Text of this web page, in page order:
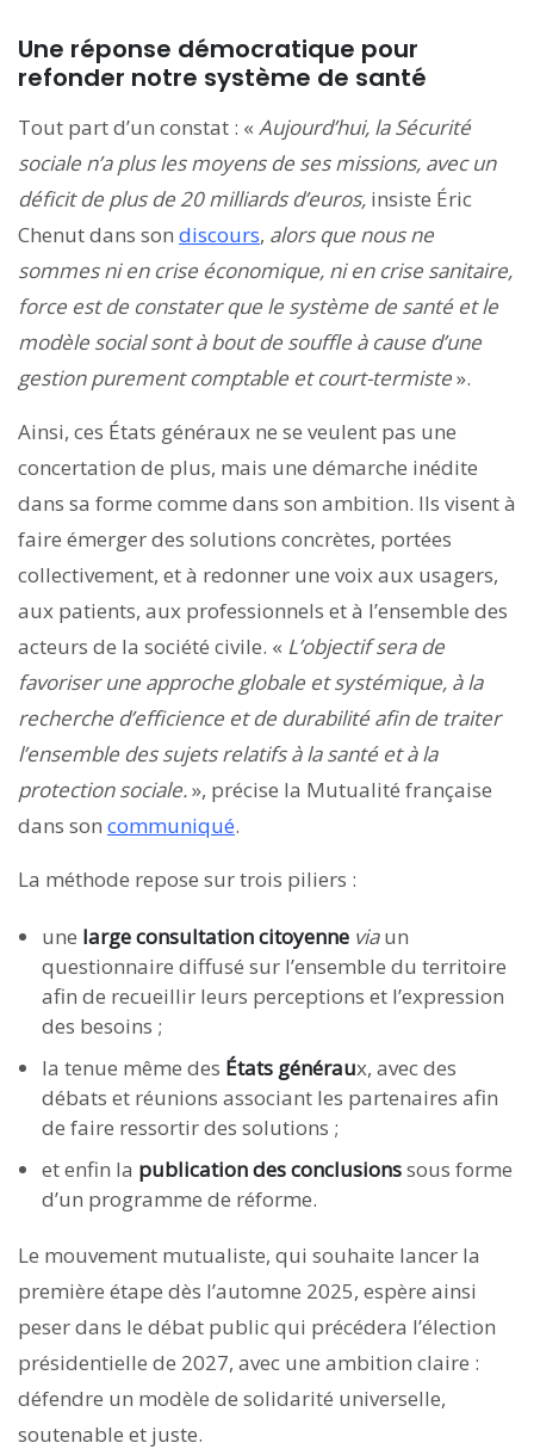
Une réponse démocratique pour
refonder notre système de santé
Tout part d’un constat : « Aujourd’hui, la Sécurité
sociale n’a plus les moyens de ses missions, avec un
déficit de plus de 20 milliards d’euros, insiste Éric
Chenut dans son discours, alors que nous ne
sommes ni en crise économique, ni en crise sanitaire,
force est de constater que le système de santé et le
modèle social sont à bout de souffle à cause d’une
gestion purement comptable et court-termiste».
Ainsi, ces États généraux ne se veulent pas une
concertation de plus, mais une démarche inédite
dans sa forme comme dans son ambition. Ils visent à
faire émerger des solutions concrètes, portées
collectivement, et à redonner une voix aux usagers,
aux patients, aux professionnels et à l’ensemble des
acteurs de la société civile. « L’objectif sera de
favoriser une approche globale et systémique, à la
recherche d’efficience et de durabilité afin de traiter
l’ensemble des sujets relatifs à la santé et à la
protection sociale.», précise la Mutualité française
dans son communiqué.
La méthode repose sur trois piliers :
une large consultation citoyenne viaun
questionnaire diffusé sur l’ensemble du territoire
afin de recueillir leurs perceptions et l’expression
des besoins ;
la tenue même des États généraux, avec des
débats et réunions associant les partenaires afin
de faire ressortir des solutions ;
et enfin la publication des conclusionssous forme
d’un programme de réforme.
Le mouvement mutualiste, qui souhaite lancer la
première étape dès l’automne 2025, espère ainsi
peser dans le débat public qui précédera l’élection
présidentielle de 2027, avec une ambition claire :
défendre un modèle de solidarité universelle,
soutenable et juste.